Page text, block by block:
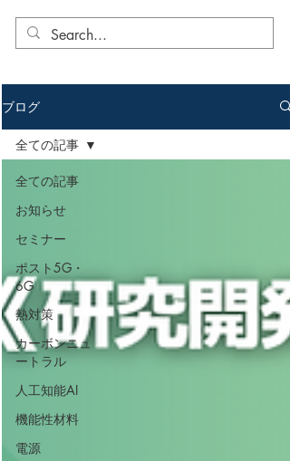
ブログ
全ての記事
お知らせ
セミナー
ポスト5G・
6G
熱対策
カーボンニュ
ートラル
人工知能AI
機能性材料
電源
全ての記事